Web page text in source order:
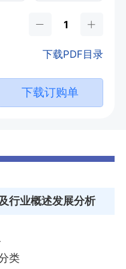
下载PDF目录
下载订购单
行业概述发展分析
类